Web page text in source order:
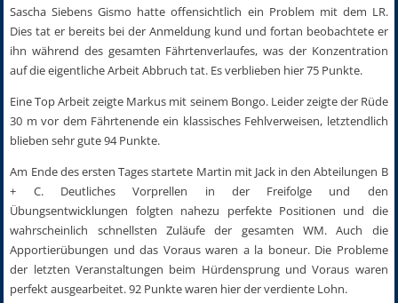
Sascha Siebens Gismo hatte offensichtlich ein Problem mit dem LR.
Dies tat er bereits bei der Anmeldung kund und fortan beobachtete er
ihn während des gesamten Fährtenverlaufes, was der Konzentration
auf die eigentliche Arbeit Abbruch tat. Es verblieben hier 75 Punkte.
Eine Top Arbeit zeigte Markus mit seinem Bongo. Leider zeigte der Rüde
30 m vor dem Fährtenende ein klassisches Fehlverweisen, letztendlich
blieben sehr gute 94 Punkte.
Am Ende des ersten Tages startete Martin mit Jack in den Abteilungen B
+ C. Deutliches Vorprellen in der Freifolge und den
Übungsentwicklungen folgten nahezu perfekte Positionen und die
wahrscheinlich schnellsten Zuläufe der gesamten WM. Auch die
Apportierübungen und das Voraus waren a la boneur. Die Probleme
der letzten Veranstaltungen beim Hürdensprung und Voraus waren
perfekt ausgearbeitet. 92 Punkte waren hier der verdiente Lohn.